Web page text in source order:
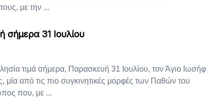
με την ...
σήμερα 31 Ιουλίου
τιμά σήμερα, Παρασκευή 31 Ιουλίου, τον Άγιο Ιωσήφ
μία από τις πιο συγκινητικές μορφές των Παθών του
που, με ...